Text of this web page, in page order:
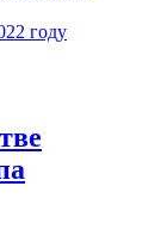
году